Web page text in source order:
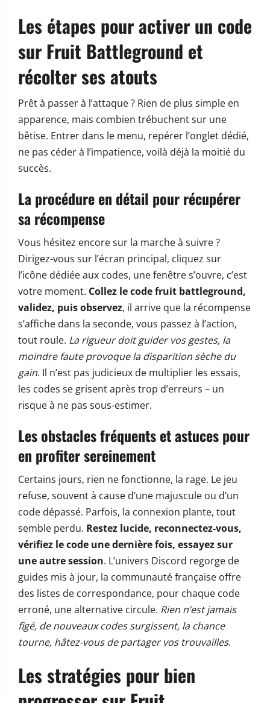
Les étapes pour activer un code
sur Fruit Battleground et
récolter ses atouts
Prêt à passer à l’attaque ? Rien de plus simple en
apparence, mais combien trébuchent sur une
bêtise. Entrer dans le menu, repérer l’onglet dédié,
ne pas céder à l’impatience, voilà déjà la moitié du
succès.
La procédure en détail pour récupérer
sa récompense
Vous hésitez encore sur la marche à suivre ?
Dirigez-vous sur l’écran principal, cliquez sur
l’icône dédiée aux codes, une fenêtre s’ouvre, c’est
votre moment. Collez le code fruit battleground,
validez, puis observez, il arrive que la récompense
s’affiche dans la seconde, vous passez à l’action,
tout roule. La rigueur doit guider vos gestes, la
moindre faute provoque la disparition sèche du
gain. Il n’est pas judicieux de multiplier les essais,
les codes se grisent après trop d’erreurs – un
risque à ne pas sous-estimer.
Les obstacles fréquents et astuces pour
en profiter sereinement
Certains jours, rien ne fonctionne, la rage. Le jeu
refuse, souvent à cause d’une majuscule ou d’un
code dépassé. Parfois, la connexion plante, tout
semble perdu. Restez lucide, reconnectez-vous,
vérifiez le code une dernière fois, essayez sur
une autre session. L’univers Discord regorge de
guides mis à jour, la communauté française offre
des listes de correspondance, pour chaque code
erroné, une alternative circule. Rien n’est jamais
figé, de nouveaux codes surgissent, la chance
tourne, hâtez-vous de partager vos trouvailles.
Les stratégies pour bien